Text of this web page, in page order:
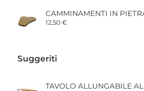
prezzo:
da
CAMMINAMENTI IN
12,50 €
Suggeriti
TAVOLO ALLUNGABILE